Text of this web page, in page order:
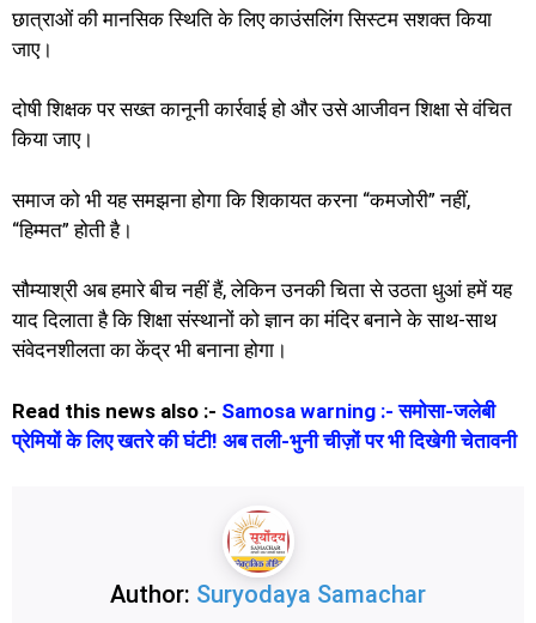
छात्राओं की मानसिक स्थिति के लिए काउंसलिंग सिस्टम सशक्त किया
जाए।
दोषी शिक्षक पर सख्त कानूनी कार्रवाई हो और उसे आजीवन शिक्षा से वंचित
किया जाए।
समाज को भी यह समझना होगा कि शिकायत करना “कमजोरी” नहीं,
“हिम्मत” होती है।
सौम्याश्री अब हमारे बीच नहीं हैं, लेकिन उनकी चिता से उठता धुआं हमें यह
याद दिलाता है कि शिक्षा संस्थानों को ज्ञान का मंदिर बनाने के साथ-साथ
संवेदनशीलता का केंद्र भी बनाना होगा।
Read this news also :- Samosa warning :- समोसा-जलेबी
प्रेमियों के लिए खतरे की घंटी! अब तली-भुनी चीज़ों पर भी दिखेगी चेतावनी
Author: Suryodaya Samachar